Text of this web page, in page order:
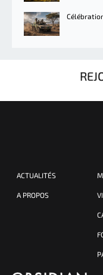
ACTUALITÉS
A PROPOS